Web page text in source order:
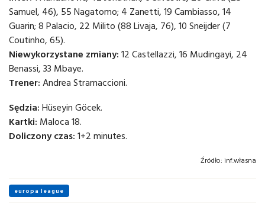
Samuel, 46), 55 Nagatomo; 4 Zanetti, 19 Cambiasso, 14
Guarin; 8 Palacio, 22 Milito (88 Livaja, 76), 10 Sneijder (7
Coutinho, 65).
Niewykorzystane zmiany: 12 Castellazzi, 16 Mudingayi, 24
Benassi, 33 Mbaye.
Trener: Andrea Stramaccioni.
Sędzia: Hüseyin Göcek.
Kartki: Maloca 18.
Doliczony czas: 1+2 minutes.
Źródło: inf.własna
europa league